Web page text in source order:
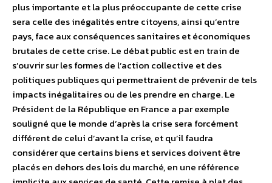
plus importante et la plus préoccupante de cette crise
sera celle des inégalités entre citoyens, ainsi qu’entre
pays, face aux conséquences sanitaires et économiques
brutales de cette crise. Le débat public est en train de
s’ouvrir sur les formes de l’action collective et des
politiques publiques qui permettraient de prévenir de tels
impacts inégalitaires ou de les prendre en charge. Le
Président de la République en France a par exemple
souligné que le monde d’après la crise sera forcément
différent de celui d’avant la crise, et qu’il faudra
considérer que certains biens et services doivent être
placés en dehors des lois du marché, en une référence